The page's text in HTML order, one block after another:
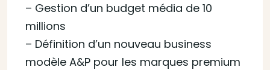
– Gestion d’un budget média de 10
millions
– Définition d’un nouveau business
modèle A&P pour les marques premium